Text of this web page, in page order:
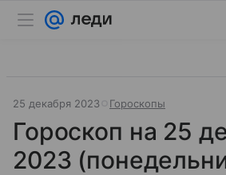
25 декабря 2023 Гороскопы
Гороскоп на 25
2023